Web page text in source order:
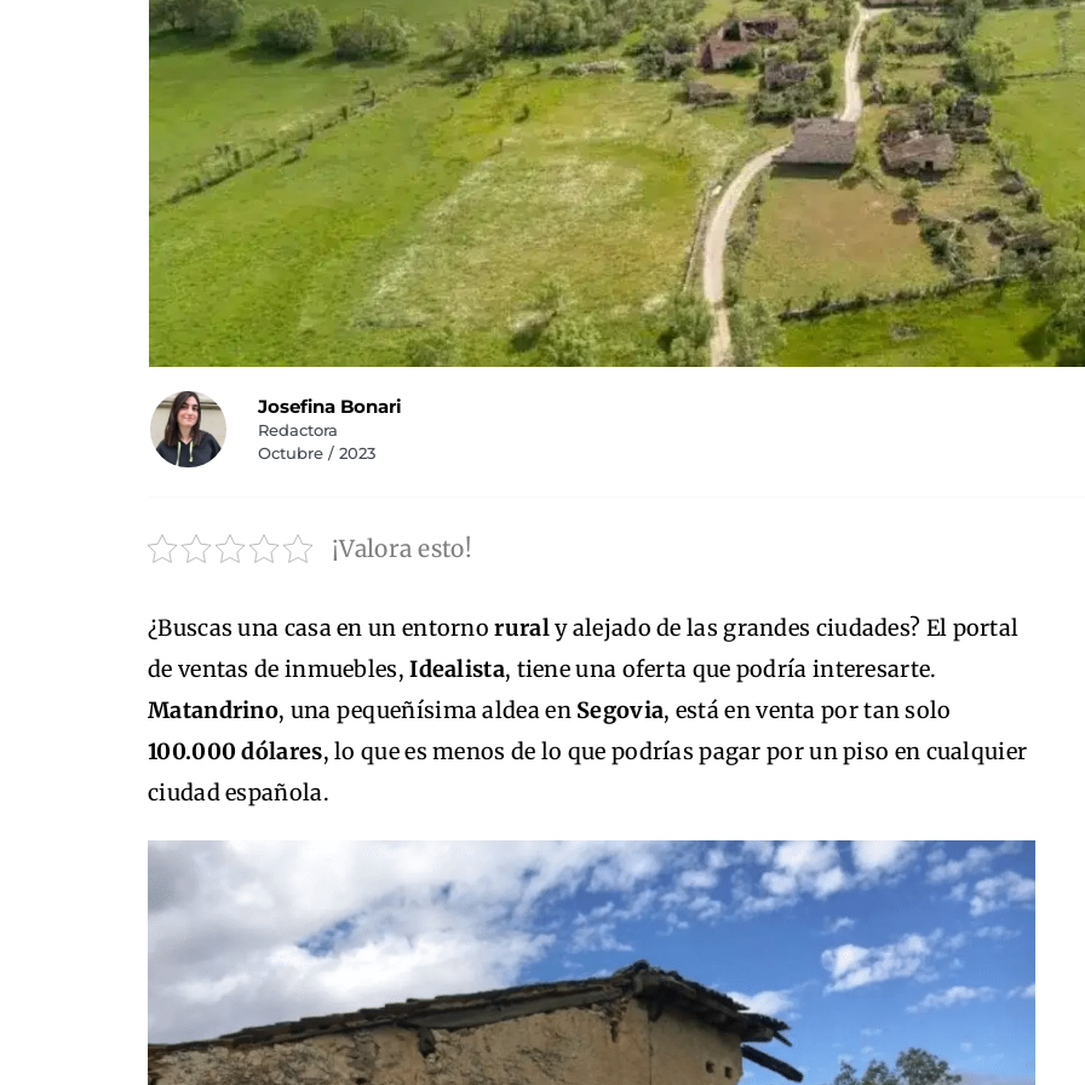
Josefina Bonari
Redactora
Octubre / 2023
¡Valora esto!
¿Buscas una casa en un entornoruraly alejado de las grandes ciudades? El portal
de ventas de inmuebles,Idealista, tiene una oferta que podría interesarte.
Matandrino, una pequeñísima aldea en Segovia, está en venta por tan solo
100.000 dólares, lo que es menos de lo que podrías pagar por un piso en cualquier
ciudad española.